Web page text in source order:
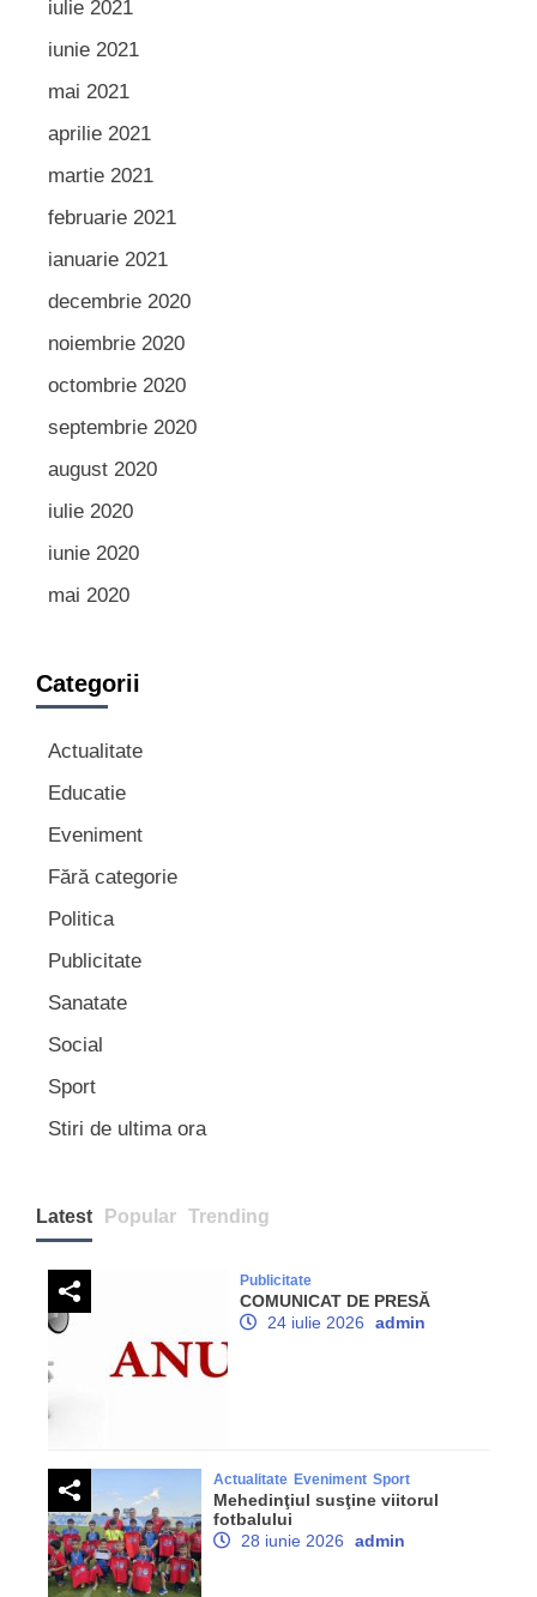
iulie 2021
iunie 2021
mai 2021
aprilie 2021
martie 2021
februarie 2021
ianuarie 2021
decembrie 2020
noiembrie 2020
octombrie 2020
septembrie 2020
august 2020
iulie 2020
iunie 2020
mai 2020
Categorii
Actualitate
Educatie
Eveniment
Fără categorie
Politica
Publicitate
Sanatate
Social
Sport
Stiri de ultima ora
Latest Popular Trending
Publicitate
COMUNICAT DE PRESĂ
24 iulie 2026
admin
Actualitate Eveniment Sport
Mehedinţiul susţine viitorul
fotbalului
28 iunie 2026
admin